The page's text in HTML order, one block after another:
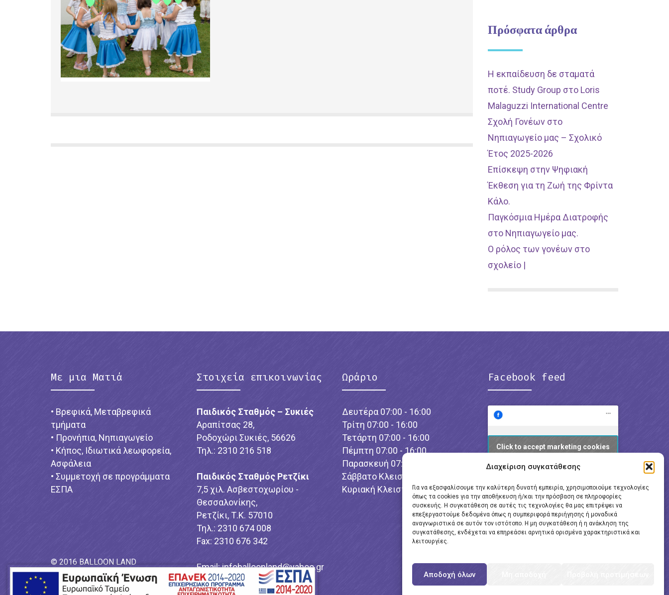
Διαχείριση συγκατάθεσης
Για να εξασφαλίσουμε την καλύτερη δυνατή εμπειρία, χρησιμοποιούμε τεχνολογίες
όπως τα cookies για την αποθήκευση ή/και την πρόσβαση σε πληροφορίες
συσκευής. Η συγκατάθεση σε αυτές τις τεχνολογίες θα μας επιτρέψει να
επεξεργαστούμε δεδομένα όπως η συμπεριφορά περιήγησης ή μοναδικά
αναγνωριστικά σε αυτόν τον ιστότοπο. Η μη συγκατάθεση ή η ανάκληση της
συγκατάθεσης, ενδέχεται να επηρεάσει αρνητικά ορισμένα χαρακτηριστικά και
λειτουργίες.
Αποδοχή όλων
Πρόσφατα άρθρα
Η εκπαίδευση δε σταματά
ποτέ. Study Group στο Loris
Malaguzzi International Centre
Σχολή Γονέων στο
Νηπιαγωγείο μας – Σχολικό
Έτος 2025-2026
Επίσκεψη στην Ψηφιακή
Έκθεση για τη Ζωή της Φρίντα
Κάλο.
Παγκόσμια Ημέρα Διατροφής
στο Νηπιαγωγείο μας.
Ο ρόλος των γονέων στο
σχολείο |
Με μια Ματιά
• Βρεφικά, Μεταβρεφικά
τμήματα
• Προνήπια, Νηπιαγωγείο
• Κήπος, Ιδιωτικά λεωφορεία,
Ασφάλεια
• Συμμετοχή σε προγράμματα
ΕΣΠΑ
© 2016 BALLOON LAND
Power by
Στοιχεία επικοινωνίας
Παιδικός Σταθμός – Συκιές
Αραπίτσας 28,
Ροδοχώρι Συκιές, 56626
Τηλ.: 2310 216 518
Παιδικός Σταθμός Ρετζίκι
7,5 χιλ. Ασβεστοχωρίου -
Θεσσαλονίκης,
Ρετζίκι, Τ.Κ. 57010
Τηλ.: 2310 674 008
Fax: 2310 676 342
Email:infoballoonland@yahoo.gr
Ωράριο
Δευτέρα 07:00 - 16:00
Τρίτη 07:00 - 16:00
Τετάρτη 07:00 - 16:00
Πέμπτη 07:00 - 16:00
Παρασκευή 07:00 - 16:00
Σάββατο Κλειστό
Κυριακή Κλειστό
Facebook feed
Click to accept marketing cookies